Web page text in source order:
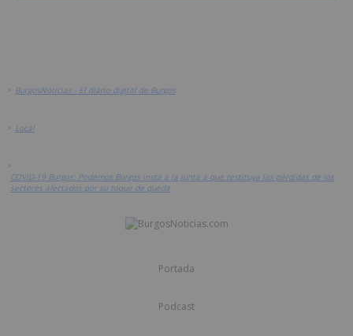
> BurgosNoticias - El diario digital de Burgos
> Local
>
COVID-19 Burgos: Podemos Burgos insta a la Junta a que restituya las pérdidas de los
sectores afectados por su toque de queda
Portada
Podcast